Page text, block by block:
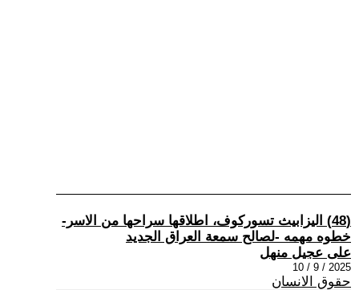
(48) اليزابيث تسوركوف، اطلاقها سراحها من الاسر-
خطوه مهمه -لصالح سمعة العراق الجديد
على عجيل منهل
2025 / 9 / 10
حقوق الانسان